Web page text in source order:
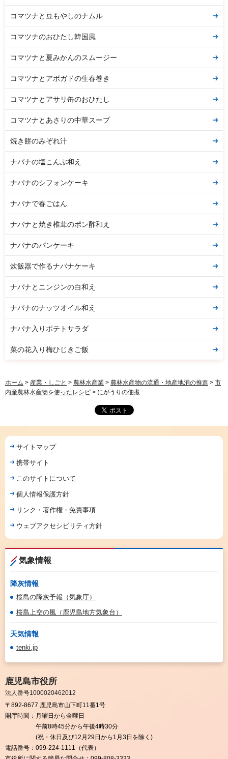
コマツナと豆もやしのナムル
コマツナのおひたし韓国風
コマツナと夏みかんのスムージー
コマツナとアボガドの生春巻き
コマツナとアサリ缶のおひたし
コマツナとあさりの中華スープ
焼き餅のみぞれ汁
ナバナの塩こんぶ和え
ナバナのシフォンケーキ
ナバナで春ごはん
ナバナと焼き椎茸のポン酢和え
ナバナのパンケーキ
炊飯器で作るナバナケーキ
ナバナとニンジンの白和え
ナバナのナッツオイル和え
ナバナ入りポテトサラダ
菜の花入り梅ひじきご飯
ホーム > 産業・しごと > 農林水産業 > 農林水産物の流通・地産地消の推進 > 市
内産農林水産物を使ったレシピ > にがうりの佃煮
サイトマップ
携帯サイト
このサイトについて
個人情報保護方針
リンク・著作権・免責事項
ウェブアクセシビリティ方針
気象情報
降灰情報
桜島の降灰予報（気象庁）
桜島上空の風（鹿児島地方気象台）
天気情報
tenki.jp
鹿児島市役所
法人番号1000020462012
〒892-8677 鹿児島市山下町11番1号
開庁時間： 月曜日から金曜日
午前8時45分から午後4時30分
(祝・休日及び12月29日から1月3日を除く)
電話番号： 099-224-1111（代表）